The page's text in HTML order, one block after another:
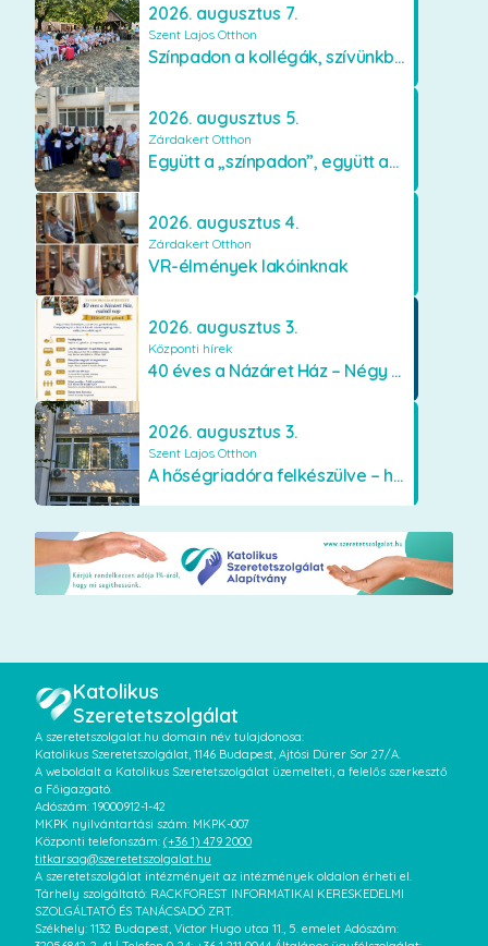
2026. augusztus 7.
Szent Lajos Otthon
Színpadon a kollégák, szívünkben a lakók
2026. augusztus 5.
Zárdakert Otthon
Együtt a „színpadon”, együtt az élményekért 🎭✨
2026. augusztus 4.
Zárdakert Otthon
VR-élmények lakóinknak
2026. augusztus 3.
Központi hírek
40 éves a Názáret Ház – Négy évtized szeretetben és gondoskodásban
2026. augusztus 3.
Szent Lajos Otthon
A hőségriadóra felkészülve – hűsítő fejlesztések a Szent Lajos Otthonban
Katolikus
Szeretetszolgálat
A szeretetszolgalat.hu domain név tulajdonosa:
Katolikus Szeretetszolgálat, 1146 Budapest, Ajtósi Dürer Sor 27/A.
A weboldalt a Katolikus Szeretetszolgálat üzemelteti, a felelős szerkesztő
a Főigazgató.
Adószám: 19000912-1-42
MKPK nyilvántartási szám: MKPK-007
Központi telefonszám: (+36 1) 479 2000
titkarsag@szeretetszolgalat.hu
A szeretetszolgálat intézményeit az intézmények oldalon érheti el.
Tárhely szolgáltató: RACKFOREST INFORMATIKAI KERESKEDELMI
SZOLGÁLTATÓ ÉS TANÁCSADÓ ZRT.
Székhely: 1132 Budapest, Victor Hugo utca 11., 5. emelet Adószám: